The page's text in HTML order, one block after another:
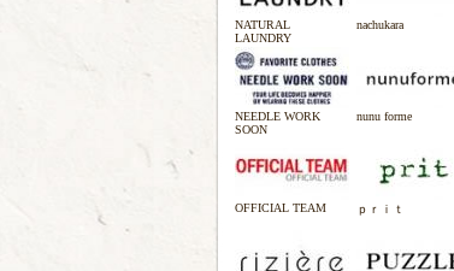
NATURAL
LAUNDRY
nachukara
NEEDLE WORK
SOON
nunu forme
OFFICIAL TEAM ｐｒｉｔ